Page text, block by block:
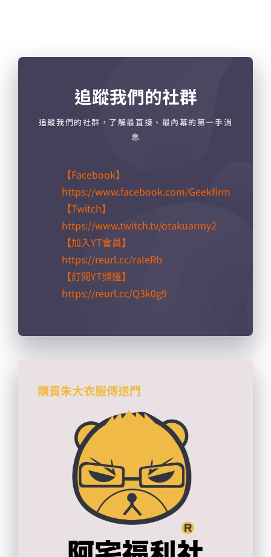
追蹤我們的社群
追蹤我們的社群，了解最直接、最內幕的第一手消
息
【Facebook】
https://www.facebook.com/Geekfirm
【Twitch】
https://www.twitch.tv/otakuarmy2
【加入YT會員】
https://reurl.cc/raleRb​
【訂閱YT頻道】
https://reurl.cc/Q3k0g9​
購賣朱大衣服傳送門